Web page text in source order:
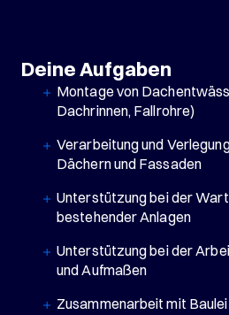
Deine Aufgaben
Montage von
Dachrinnen, Fallrohre)
Verarbeitung und
Dächern und Fassaden
Unterstützung bei der
bestehender Anlagen
Unterstützung bei der
und Aufmaßen
Zusammenarbeit mit